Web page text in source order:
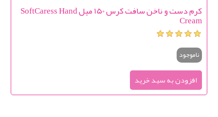
کرم دست و ناخن سافت کرس 150 میل SoftCaress Hand
Cream
ناموجود